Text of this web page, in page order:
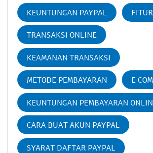
KEUNTUNGAN PAYPAL
TRANSAKSI ONLINE
KEAMANAN TRANSAKSI
METODE PEMBAYARAN E
KEUNTUNGAN PEMBAYARAN
CARA BUAT AKUN PAYPAL
SYARAT DAFTAR PAYPAL